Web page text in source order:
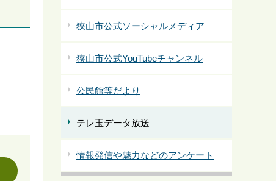
狭山市公式ソーシャルメディア
狭山市公式YouTubeチャンネル
公民館等だより
テレ玉データ放送
情報発信や魅力などのアンケート